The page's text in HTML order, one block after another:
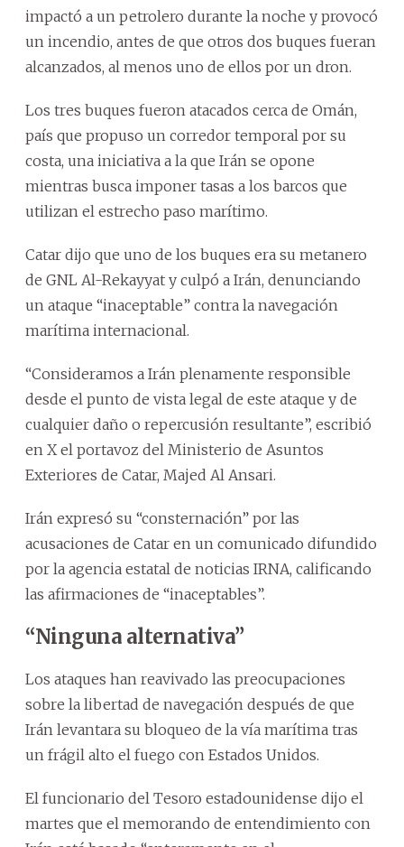
impactó a un petrolero durante la noche y provocó
un incendio, antes de que otros dos buques fueran
alcanzados, al menos uno de ellos por un dron.
Los tres buques fueron atacados cerca de Omán,
país que propuso un corredor temporal por su
costa, una iniciativa a la que Irán se opone
mientras busca imponer tasas a los barcos que
utilizan el estrecho paso marítimo.
Catar dijo que uno de los buques era su metanero
de GNL Al-Rekayyat y culpó a Irán, denunciando
un ataque “inaceptable” contra la navegación
marítima internacional.
“Consideramos a Irán plenamente responsible
desde el punto de vista legal de este ataque y de
cualquier daño o repercusión resultante”, escribió
en X el portavoz del Ministerio de Asuntos
Exteriores de Catar, Majed Al Ansari.
Irán expresó su “consternación” por las
acusaciones de Catar en un comunicado difundido
por la agencia estatal de noticias IRNA, calificando
las afirmaciones de “inaceptables”.
“Ninguna alternativa”
Los ataques han reavivado las preocupaciones
sobre la libertad de navegación después de que
Irán levantara su bloqueo de la vía marítima tras
un frágil alto el fuego con Estados Unidos.
El funcionario del Tesoro estadounidense dijo el
martes que el memorando de entendimiento con